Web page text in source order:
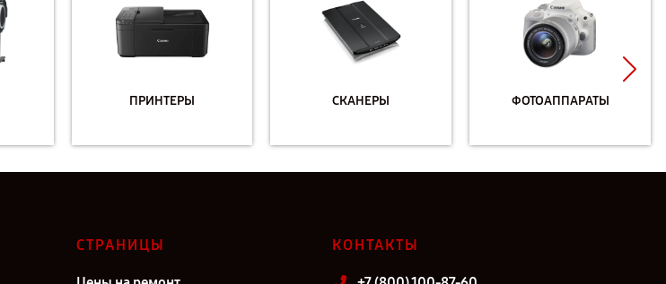
ПРИНТЕРЫ СКАНЕРЫ ФОТОАППАРАТЫ
СТРАНИЦЫ КОНТАКТЫ